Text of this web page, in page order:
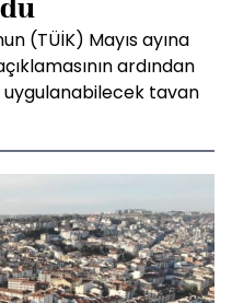
(TÜİK) Mayıs ayına
ardından
uygulanabilecek tavan